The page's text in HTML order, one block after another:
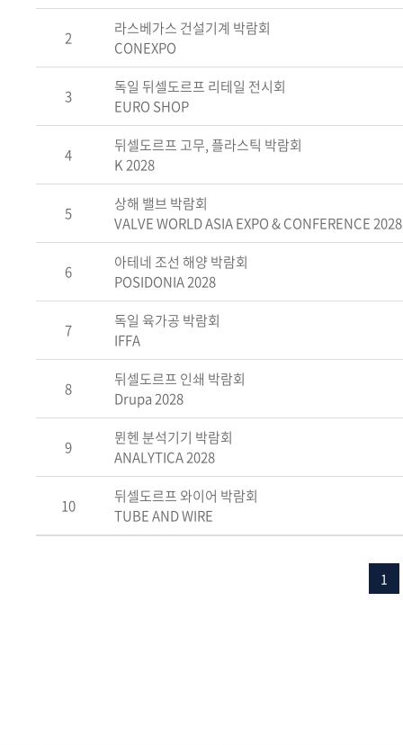
2
라스베가스 건설기계 박람회
CONEXPO
3
독일 뒤셀도르프 리테일 전시회
EURO SHOP
4
뒤셀도르프 고무, 플라스틱 박람회
K 2028
5
상해 밸브 박람회
VALVE WORLD ASIA EXPO & CONFERENCE 2028
6
아테네 조선 해양 박람회
POSIDONIA 2028
7
독일 육가공 박람회
IFFA
8
뒤셀도르프 인쇄 박람회
Drupa 2028
9
뮌헨 분석기기 박람회
ANALYTICA 2028
10
뒤셀도르프 와이어 박람회
TUBE AND WIRE
1